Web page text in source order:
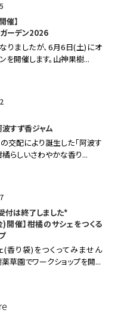
催】
ーデン2026
りましたが、6月6日(土)にオ
を開催します。山神果樹...
すず香ジャム
交配により誕生した「阿波す
橘らしいさわやかな香り...
付は終了しました*
開催】柑橘のサシェをつくる
(香り袋)をつくってみません
草園でワークショップを開...